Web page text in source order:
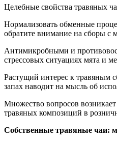
Целебные свойства травяных
Нормализовать обменные
обратите внимание на сборы
Антимикробными и
стрессовых ситуациях мята и
Растущий интерес к травяным
запах наводит на мысль об
Множество вопросов
травяных композиций в
Собственные травяные чаи: